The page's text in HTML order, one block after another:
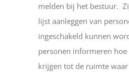
melden bij het bestuur.
lijst aanleggen van
ingeschakeld kunnen
personen informeren hoe
krijgen tot de ruimte waar